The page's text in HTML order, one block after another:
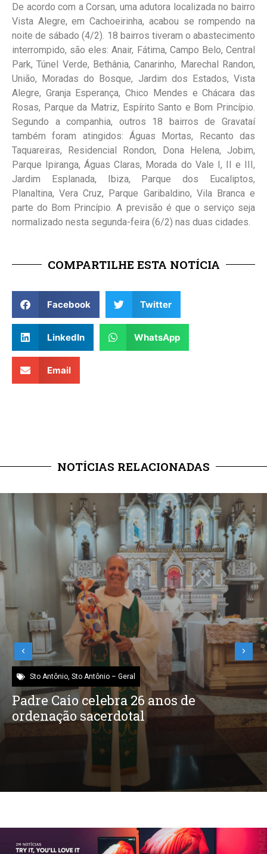
De acordo com a Corsan, uma adutora localizada no bairro
Vista Alegre, em Cachoeirinha, acabou se rompendo na
noite de sábado (4/2). 18 bairros tiveram o abastecimento
interrompido, são eles: Anair, Fátima, Campo Belo, Central
Park, Túnel Verde, Bethânia, Canarinho, Marechal Randon,
União, Moradas do Bosque, Jardim dos Estados, Vista
Alegre, Granja Esperança, Chico Mendes e Chácara das
Rosas, Parque da Matriz, Espírito Santo e Bom Princípio.
Segundo a companhia, outros 18 bairros de Gravataí
também foram atingidos: Águas Mortas, Recanto das
Taquareiras, Residencial Rondon, Dona Helena, Jobim,
Parque Ipiranga, Águas Claras, Morada do Vale I, II e III,
Jardim Esplanada, Ibiza, Parque dos Eucaliptos,
Planaltina, Vera Cruz, Parque Garibaldino, Vila Branca e
parte do Bom Princípio. A previsão é que o serviço seja
normalizado nesta segunda-feira (6/2) nas duas cidades.
COMPARTILHE ESTA NOTÍCIA
Facebook Twitter
LinkedIn WhatsApp
Email
NOTÍCIAS RELACIONADAS
Sto Antônio, Sto Antônio – Geral
Padre Caio celebra 26 anos de
ordenação sacerdotal